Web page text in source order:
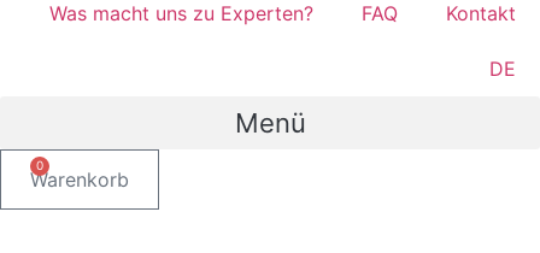
Was macht uns zu Experten? FAQ Kontakt
DE
Menü
0
Warenkorb